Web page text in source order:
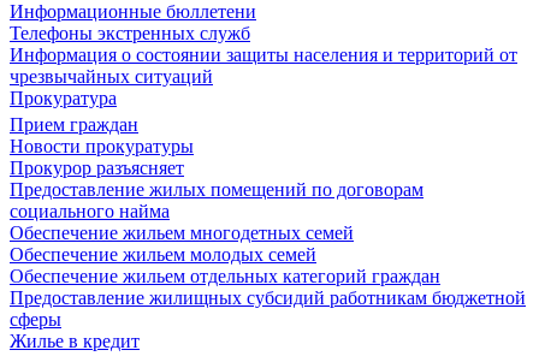
Информационные бюллетени
Телефоны экстренных служб
Информация о состоянии защиты населения и территорий от
чрезвычайных ситуаций
Прокуратура
Прием граждан
Новости прокуратуры
Прокурор разъясняет
Предоставление жилых помещений по договорам
социального найма
Обеспечение жильем многодетных семей
Обеспечение жильем молодых семей
Обеспечение жильем отдельных категорий граждан
Предоставление жилищных субсидий работникам бюджетной
сферы
Жилье в кредит